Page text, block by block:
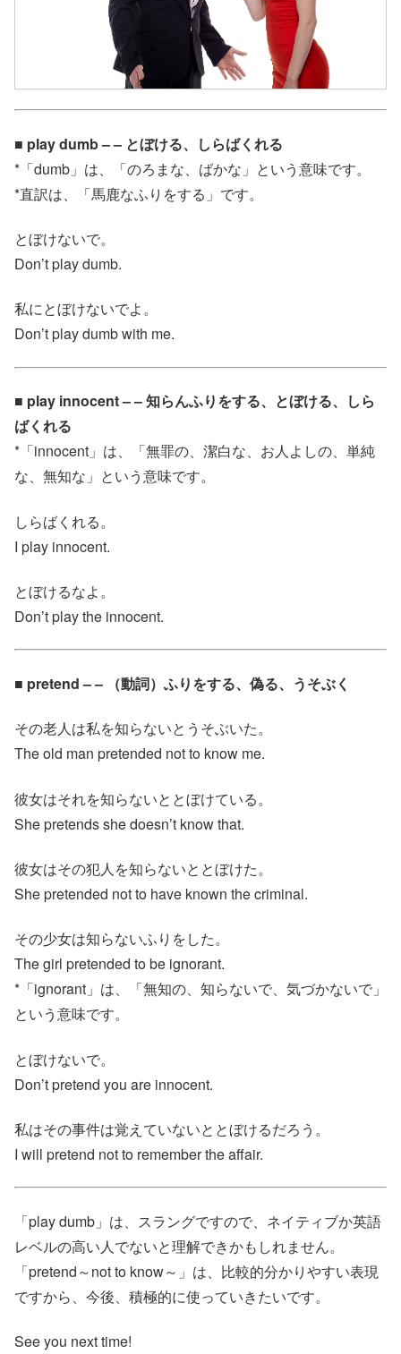
■ play dumb – – とぼける、しらばくれる
*「dumb」は、「のろまな、ばかな」という意味です。
*直訳は、「馬鹿なふりをする」です。
とぼけないで。
Don’t play dumb.
私にとぼけないでよ。
Don’t play dumb with me.
■ play innocent – – 知らんふりをする、とぼける、しら
ばくれる
*「innocent」は、「無罪の、潔白な、お人よしの、単純
な、無知な」という意味です。
しらばくれる。
I play innocent.
とぼけるなよ。
Don’t play the innocent.
■ pretend – – （動詞）ふりをする、偽る、うそぶく
その老人は私を知らないとうそぶいた。
The old man pretended not to know me.
彼女はそれを知らないととぼけている。
She pretends she doesn’t know that.
彼女はその犯人を知らないととぼけた。
She pretended not to have known the criminal.
その少女は知らないふりをした。
The girl pretended to be ignorant.
*「ignorant」は、「無知の、知らないで、気づかないで」
という意味です。
とぼけないで。
Don’t pretend you are innocent.
私はその事件は覚えていないととぼけるだろう。
I will pretend not to remember the affair.
「play dumb」は、スラングですので、ネイティブか英語
レベルの高い人でないと理解できかもしれません。
「pretend～not to know～」は、比較的分かりやすい表現
ですから、今後、積極的に使っていきたいです。
See you next time!